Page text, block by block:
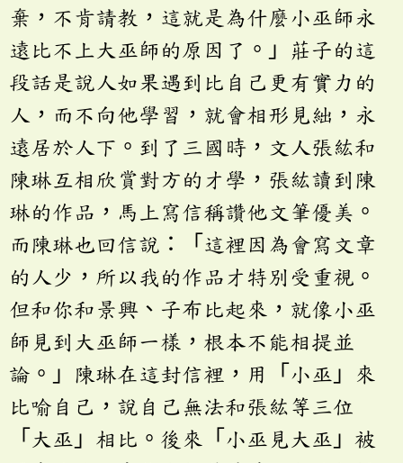
棄，不肯請教，這就是為什麼小巫師永
遠比不上大巫師的原因了。」莊子的這
段話是說人如果遇到比自己更有實力的
人，而不向他學習，就會相形見絀，永
遠居於人下。到了三國時，文人張紘和
陳琳互相欣賞對方的才學，張紘讀到陳
琳的作品，馬上寫信稱讚他文筆優美。
而陳琳也回信說：「這裡因為會寫文章
的人少，所以我的作品才特別受重視。
但和你和景興、子布比起來，就像小巫
師見到大巫師一樣，根本不能相提並
論。」陳琳在這封信裡，用「小巫」來
比喻自己，說自己無法和張紘等三位
「大巫」相比。後來「小巫見大巫」被